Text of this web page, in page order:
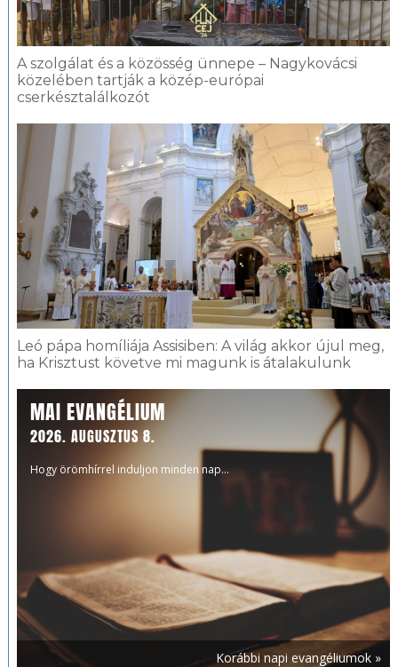
A szolgálat és a közösség ünnepe – Nagykovácsi
közelében tartják a közép-európai
cserkésztalálkozót
Leó pápa homíliája Assisiben: A világ akkor újul meg,
ha Krisztust követve mi magunk is átalakulunk
MAI EVANGÉLIUM
2026. AUGUSZTUS 8.
Hogy örömhírrel induljon minden nap...
Korábbi napi evangéliumok »